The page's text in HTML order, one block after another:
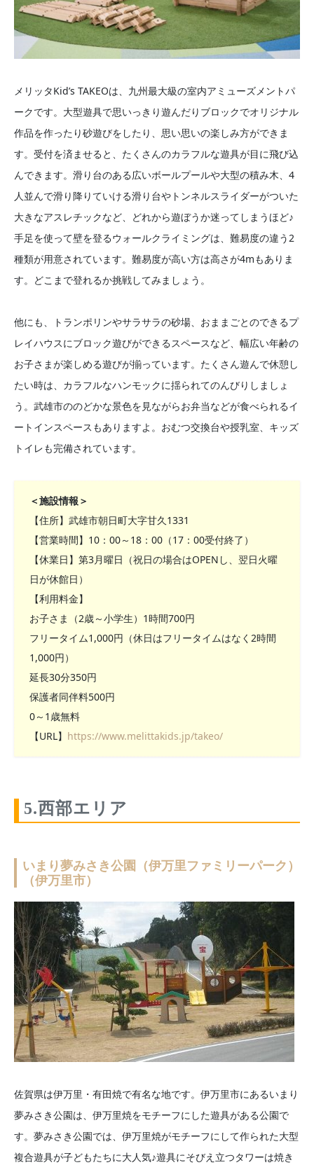
メリッタKid’s TAKEOは、九州最大級の室内アミューズメントパ
ークです。大型遊具で思いっきり遊んだりブロックでオリジナル
作品を作ったり砂遊びをしたり、思い思いの楽しみ方ができま
す。受付を済ませると、たくさんのカラフルな遊具が目に飛び込
んできます。滑り台のある広いボールプールや大型の積み木、4
人並んで滑り降りていける滑り台やトンネルスライダーがついた
大きなアスレチックなど、どれから遊ぼうか迷ってしまうほど♪
手足を使って壁を登るウォールクライミングは、難易度の違う2
種類が用意されています。難易度が高い方は高さが4mもありま
す。どこまで登れるか挑戦してみましょう。
他にも、トランポリンやサラサラの砂場、おままごとのできるプ
レイハウスにブロック遊びができるスペースなど、幅広い年齢の
お子さまが楽しめる遊びが揃っています。たくさん遊んで休憩し
たい時は、カラフルなハンモックに揺られてのんびりしましょ
う。武雄市ののどかな景色を見ながらお弁当などが食べられるイ
ートインスペースもありますよ。おむつ交換台や授乳室、キッズ
トイレも完備されています。
＜施設情報＞
【住所】武雄市朝日町大字甘久1331
【営業時間】10：00～18：00（17：00受付終了）
【休業日】第3月曜日（祝日の場合はOPENし、翌日火曜
日が休館日）
【利用料金】
お子さま（2歳～小学生）1時間700円
フリータイム1,000円（休日はフリータイムはなく2時間
1,000円）
延長30分350円
保護者同伴料500円
0～1歳無料
【URL】 https://www.melittakids.jp/takeo/
5.西部エリア
いまり夢みさき公園（伊万里ファミリーパーク）
（伊万里市）
佐賀県は伊万里・有田焼で有名な地です。伊万里市にあるいまり
夢みさき公園は、伊万里焼をモチーフにした遊具がある公園で
す。夢みさき公園では、伊万里焼がモチーフにして作られた大型
複合遊具が子どもたちに大人気♪遊具にそびえ立つタワーは焼き